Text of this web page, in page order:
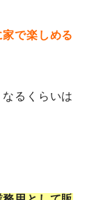
で楽しめる
るくらいは